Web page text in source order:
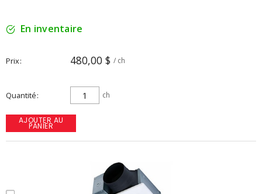
En inventaire
Prix 480,00 $ / ch
Quantité ch
AJOUTER AU
PANIER